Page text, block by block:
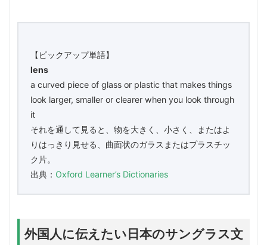
【ピックアップ単語】
lens
a curved piece of glass or plastic that makes things
look larger, smaller or clearer when you look through
it
それを通して見ると、物を大きく、小さく、またはよ
りはっきり見せる、曲面状のガラスまたはプラスチッ
ク片。
出典： Oxford Learner’s Dictionaries
外国人に伝えたい日本のサングラス文